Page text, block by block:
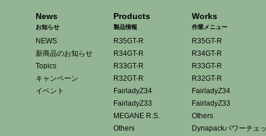
News
お知らせ
NEWS
新商品のお知らせ
Topics
キャンペーン
イベント
Products
製品情報
R35GT-R
R34GT-R
R33GT-R
R32GT-R
FairladyZ34
FairladyZ33
MEGANE R.S.
Others
Works
作業メニュー
R35GT-R
R34GT-R
R33GT-R
R32GT-R
FairladyZ34
FairladyZ33
Others
Dynapackパワーチェ